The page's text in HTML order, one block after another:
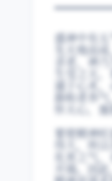
盛神中有
先天地而
舍者，神
生受之天
通于心术
静和者养
怀天心，
要使精神
伟大，所
化育之气
开端。因